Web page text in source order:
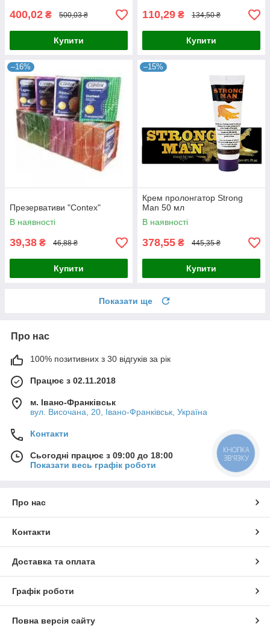
400,02 ₴ 500,03 ₴
Купити
110,29 ₴ 134,50 ₴
Купити
–16%
Презервативи "Contex"
В наявності
39,38 ₴ 46,88 ₴
Купити
–15%
Крем пролонгатор Strong
Man 50 мл
В наявності
378,55 ₴ 445,35 ₴
Купити
Показати ще
Про нас
100% позитивних з 30 відгуків за рік
Працює з 02.11.2018
м. Івано-Франківськ
вул. Височана, 20, Івано-Франківськ, Україна
Контакти
Сьогодні працює з 09:00 до 18:00
Показати весь графік роботи
Про нас
Контакти
Доставка та оплата
Графік роботи
Повна версія сайту
КНОПКА
ЗВ'ЯЗКУ